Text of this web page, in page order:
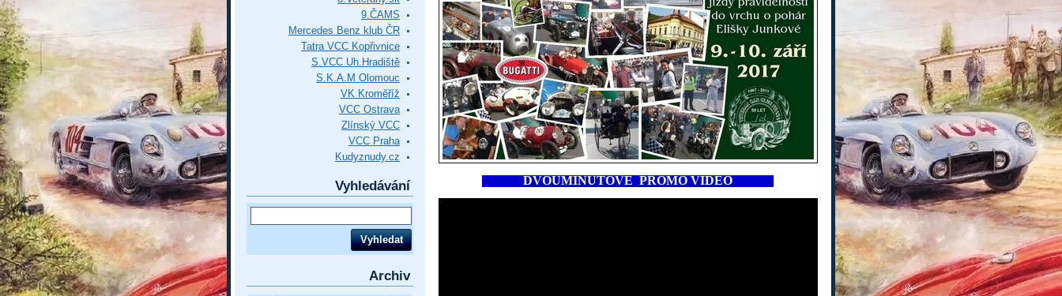
DVOUMINUTOVÉ PROMO VIDEO
9.ČAMS
Mercedes Benz klub ČR
Tatra VCC Kopřivnice
S.VCC Uh.Hradiště
S.K.A.M Olomouc
VK Kroměříž
VCC Ostrava
Zlínský VCC
VCC Praha
Kudyznudy.cz
Vyhledávání
Archiv